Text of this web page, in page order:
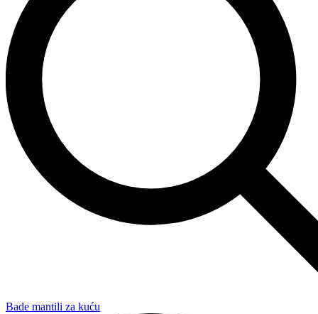
Bade mantili za kuću